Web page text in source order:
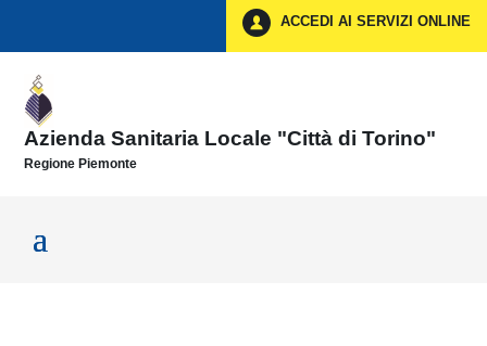
ACCEDI AI SERVIZI ONLINE
Azienda Sanitaria Locale "Città di Torino"
Regione Piemonte